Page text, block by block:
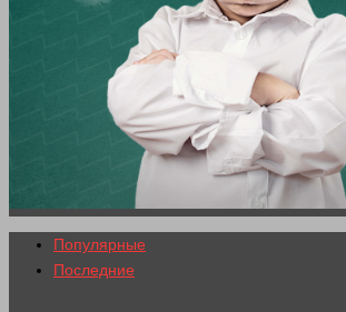
Популярные
Последние